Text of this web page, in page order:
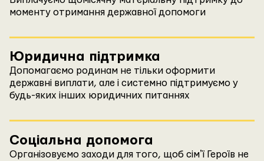
моменту отримання державної допомоги
Юридична підтримка
Допомагаємо родинам не тільки оформити
державні виплати, але і системно підтримуємо у
будь-яких інших юридичних питаннях
Соціальна допомога
Організовуємо заходи для того, щоб сімʼї Героїв не